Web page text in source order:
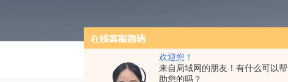
欢迎您！
来自局域网的朋友！有什么可以帮
助您的吗？